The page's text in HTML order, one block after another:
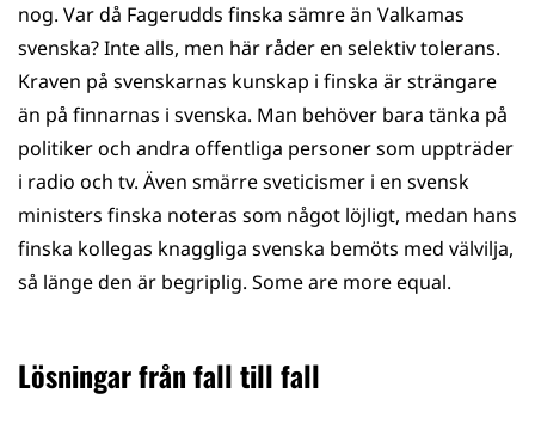
nog. Var då Fagerudds finska sämre än Valkamas
svenska? Inte alls, men här råder en selektiv tolerans.
Kraven på svenskarnas kunskap i finska är strängare
än på finnarnas i svenska. Man behöver bara tänka på
politiker och andra offentliga personer som uppträder
i radio och tv. Även smärre sveticismer i en svensk
ministers finska noteras som något löjligt, medan hans
finska kollegas knaggliga svenska bemöts med välvilja,
så länge den är begriplig. Some are more equal.
Lösningar från fall till fall